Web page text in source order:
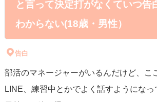
と言って決定打がなくていつ告
わからない(18歳・男性）
告白
部活のマネージャーがいるんだけど、こ
LINE、練習中とかでよく話すようにな